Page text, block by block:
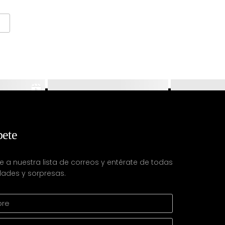
a nuestra lista de correos y entérate de todas
y sorpresas.